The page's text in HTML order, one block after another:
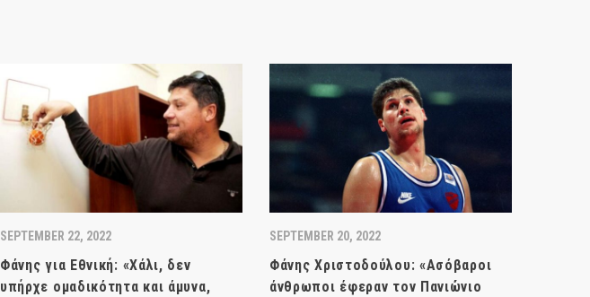
SEPTEMBER 22, 2022
Φάνης για Εθνική: «Χάλι, δεν
υπήρχε ομαδικότητα και άμυνα,
SEPTEMBER 20, 2022
Φάνης Χριστοδούλου: «Ασόβαροι
άνθρωποι έφεραν τον Πανιώνιο